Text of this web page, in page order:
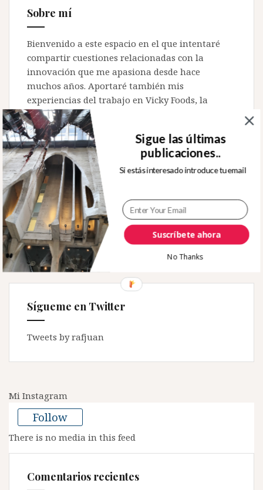
Sobre mí
Bienvenido a este espacio en el que intentaré
compartir cuestiones relacionadas con la
innovación que me apasiona desde hace
muchos años. Aportaré también mis
experiencias del trabajo en Vicky Foods, la
empresa familiar en la que desarrollo mi
trayectoria profesional.
Buscar:
Sígueme en Twitter
Tweets by rafjuan
Mi Instagram
Follow
There is no media in this feed
Comentarios recientes
Suscríbete ahora
Sigue las últimas
publicaciones..
Si estás interesado introduce tu email
No Thanks